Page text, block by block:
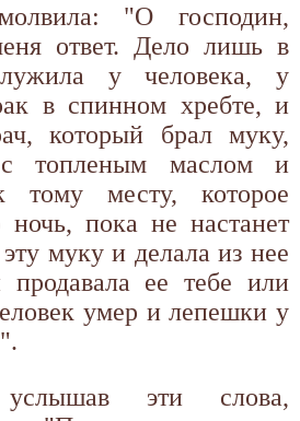
"О господин,
ответ. Дело лишь в
у человека, у
в спинном хребте, и
который брал муку,
топленым маслом и
тому месту, которое
пока не настанет
муку и делала из нее
ее тебе или
умер и лепешки у
эти слова,